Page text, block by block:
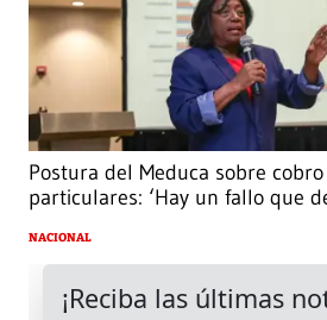
Postura del Meduca sobre
particulares: ‘Hay un fallo que
NACIONAL